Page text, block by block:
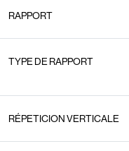
RAPPORT
TYPE DE RAPPORT
RÉPETICION VERTICALE